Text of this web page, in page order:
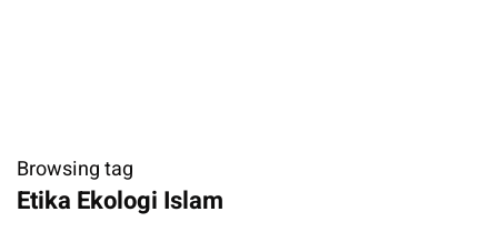
Browsing tag
Etika Ekologi Islam